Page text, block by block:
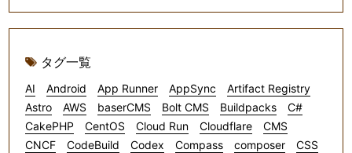
タグ一覧
AI Android App Runner AppSync
Artifact Registry
Astro
AWS baserCMS Bolt CMS Buildpacks
C#
CakePHP
CentOS Cloud Run Cloudflare
CMS
CNCF
CodeBuild Codex Compass composer
CSS